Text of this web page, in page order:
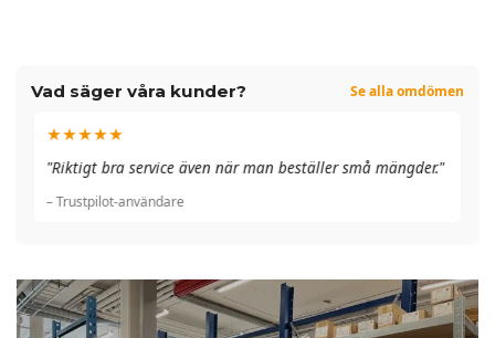
Vad säger våra kunder? Se alla omdömen
★★★★★
"Riktigt bra service även när man beställer små mängder."
– Trustpilot-användare